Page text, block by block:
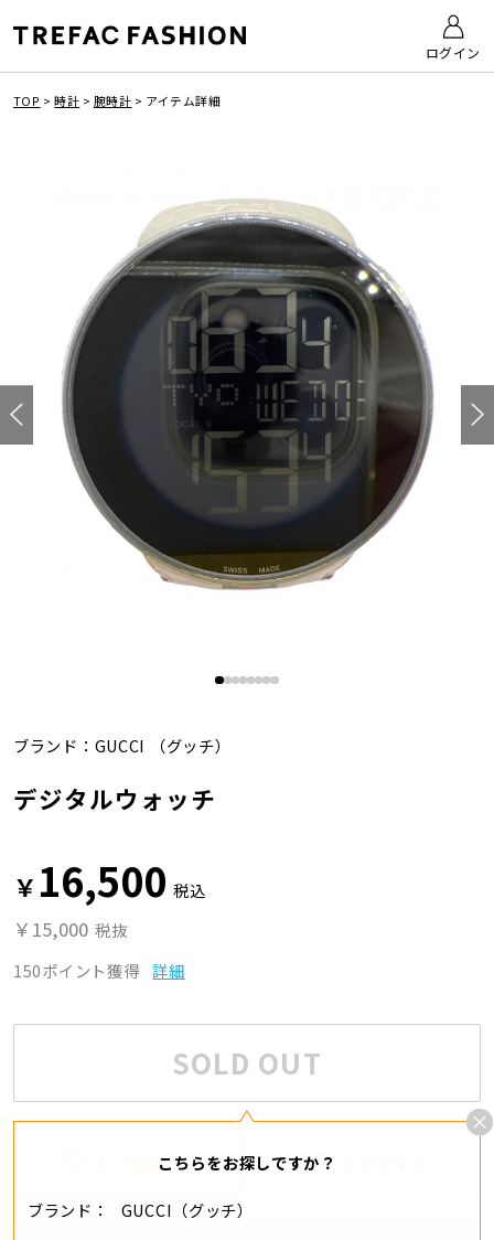
ログイン
TOP >時計 > 腕時計 > アイテム詳細
ブランド： GUCCI （グッチ）
デジタルウォッチ
￥ 16,500 税込
￥15,000 税抜
150ポイント獲得 詳細
SOLD OUT
こちらをお探しですか？
ブランド
GUCCI（グッチ）
追加する